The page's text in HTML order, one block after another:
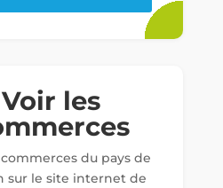
Voir les
du pays de
sur le site internet de